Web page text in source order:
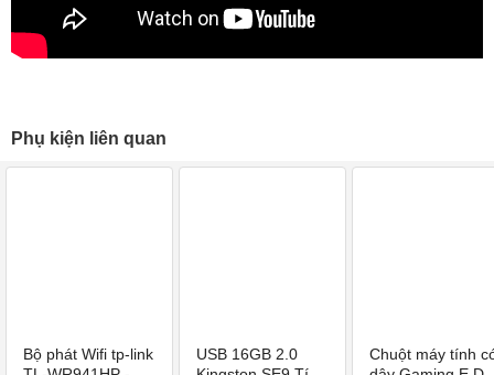
Phụ kiện liên quan
Bộ phát Wifi tp-link
USB 16GB 2.0
Chuột máy tính